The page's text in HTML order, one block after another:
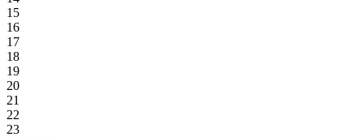
15
16
17
18
19
20
21
22
23